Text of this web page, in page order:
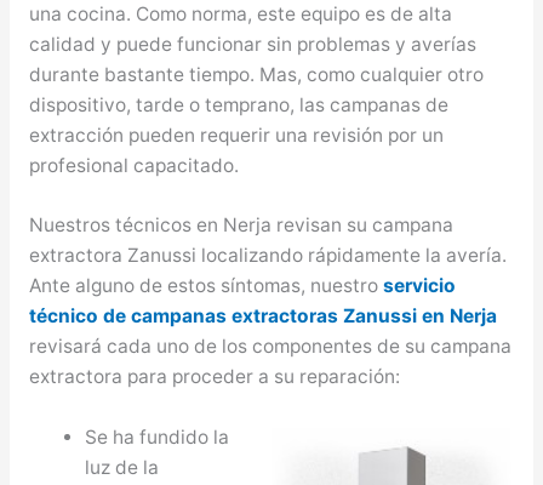
una cocina. Como norma, este equipo es de alta
calidad y puede funcionar sin problemas y averías
durante bastante tiempo. Mas, como cualquier otro
dispositivo, tarde o temprano, las campanas de
extracción pueden requerir una revisión por un
profesional capacitado.
Nuestros técnicos en Nerja revisan su campana
extractora Zanussi localizando rápidamente la avería.
Ante alguno de estos síntomas, nuestro servicio
técnico de campanas extractoras Zanussi en Nerja
revisará cada uno de los componentes de su campana
extractora para proceder a su reparación:
Se ha fundido la
luz de la